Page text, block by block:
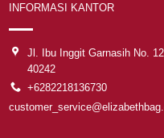
INFORMASI KANTOR
Jl. Ibu Inggit Garnasih No.
40242
+6282218136730